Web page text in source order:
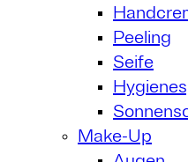
Peeling
Seife
Make-Up